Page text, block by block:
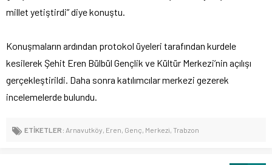
millet yetiştirdi” diye konuştu.
Konuşmaların ardından protokol üyeleri tarafından kurdele
kesilerek Şehit Eren Bülbül Gençlik ve Kültür Merkezi’nin açılışı
gerçekleştirildi. Daha sonra katılımcılar merkezi gezerek
incelemelerde bulundu.
ETİKETLER: Arnavutköy, Eren, Genç, Merkezi, Trabzon